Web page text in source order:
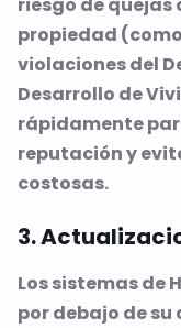
propiedad
violaciones del
Desarrollo de
rápidamente
reputación y
costosas.
3.
Los sistemas de
por debajo de